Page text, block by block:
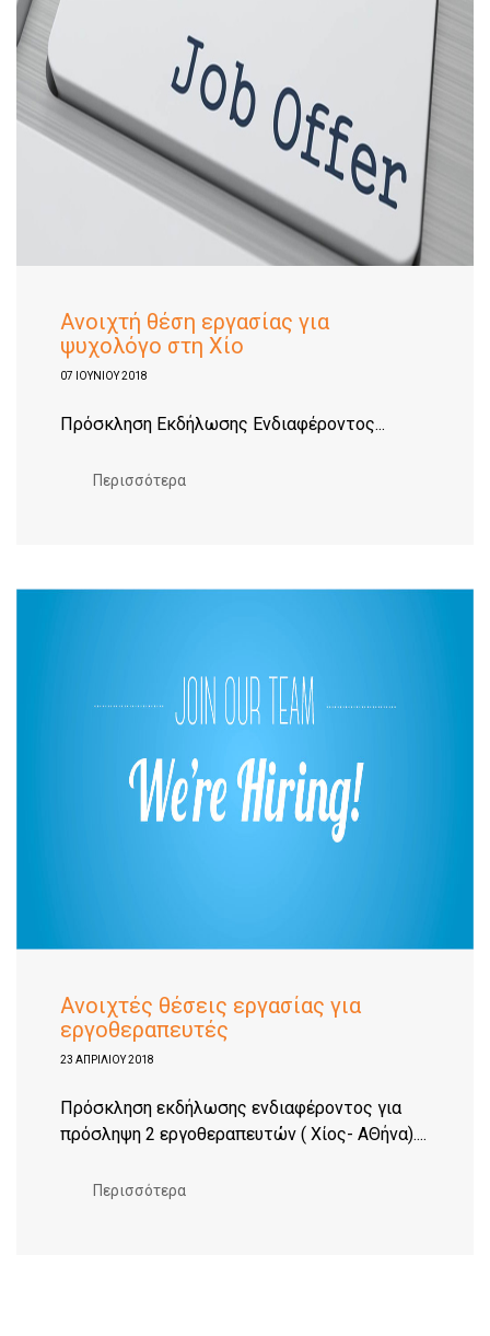
Aνοιχτή θέση εργασίας για
ψυχολόγο στη Χίο
07 ΙΟΥΝΊΟΥ 2018
Πρόσκληση Εκδήλωσης Ενδιαφέροντος...
Περισσότερα
Ανοιχτές θέσεις εργασίας για
εργοθεραπευτές
23 ΑΠΡΙΛΊΟΥ 2018
Πρόσκληση εκδήλωσης ενδιαφέροντος για
πρόσληψη 2 εργοθεραπευτών ( Χίος- ΑΘήνα)....
Περισσότερα